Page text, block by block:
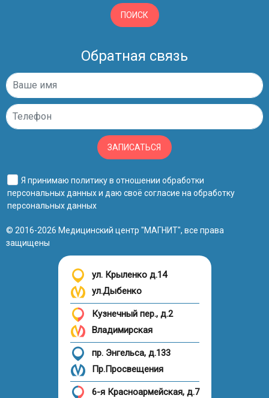
ПОИСК
Обратная связь
ЗАПИСАТЬСЯ
Я принимаю политику в отношении обработки
персональных данныхи даю своё согласие на обработку
персональных данных
© 2016-2026 Медицинский центр "МАГНИТ", все права
защищены
ул. Крыленко д.14
ул.Дыбенко
Кузнечный пер., д.2
Владимирская
пр. Энгельса, д.133
Пр.Просвещения
6-я Красноармейская, д.7